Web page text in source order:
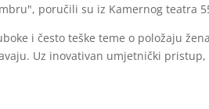
poručili su iz Kamernog teatra
i često teške teme o položaju
Uz inovativan umjetnički